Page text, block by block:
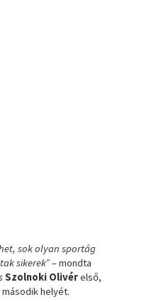
sok olyan sportág
sikerek”– mondta
Szolnoki Olivérelső,
második helyét.